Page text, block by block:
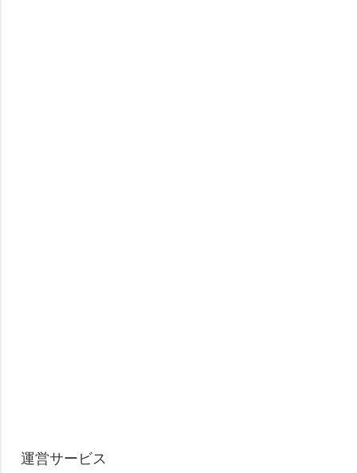
運営サービス